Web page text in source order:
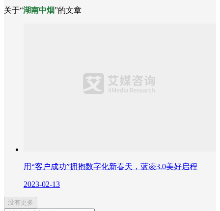
关于“湖南中烟”的文章
用“客户成功”拥抱数字化新春天，蓝凌3.0美好启程
2023-02-13
没有更多